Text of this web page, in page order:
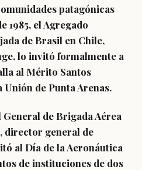
patagónicas
1985, el Agregado
de Brasil en Chile,
lo invitó formalmente a
al Mérito Santos
Unión de Punta Arenas.
de Brigada Aérea
director general de
al Día de la Aeronáutica
de instituciones de dos